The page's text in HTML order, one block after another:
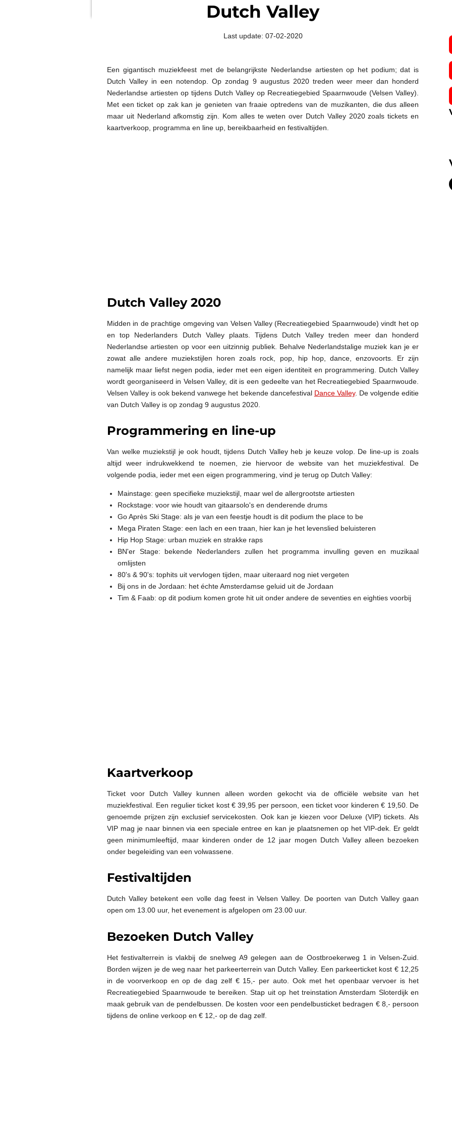
Dutch Valley
Last update: 07-02-2020
Een gigantisch muziekfeest met de belangrijkste Nederlandse artiesten op het podium; dat is
Dutch Valley in een notendop. Op zondag 9 augustus 2020 treden weer meer dan honderd
Nederlandse artiesten op tijdens Dutch Valley op Recreatiegebied Spaarnwoude (Velsen Valley).
Met een ticket op zak kan je genieten van fraaie optredens van de muzikanten, die dus alleen
maar uit Nederland afkomstig zijn. Kom alles te weten over Dutch Valley 2020 zoals tickets en
kaartverkoop, programma en line up, bereikbaarheid en festivaltijden.
Dutch Valley 2020
Midden in de prachtige omgeving van Velsen Valley (Recreatiegebied Spaarnwoude) vindt het op
en top Nederlanders Dutch Valley plaats. Tijdens Dutch Valley treden meer dan honderd
Nederlandse artiesten op voor een uitzinnig publiek. Behalve Nederlandstalige muziek kan je er
zowat alle andere muziekstijlen horen zoals rock, pop, hip hop, dance, enzovoorts. Er zijn
namelijk maar liefst negen podia, ieder met een eigen identiteit en programmering. Dutch Valley
wordt georganiseerd in Velsen Valley, dit is een gedeelte van het Recreatiegebied Spaarnwoude.
Velsen Valley is ook bekend vanwege het bekende dancefestival Dance Valley. De volgende editie
van Dutch Valley is op zondag 9 augustus 2020.
Programmering en line-up
Van welke muziekstijl je ook houdt, tijdens Dutch Valley heb je keuze volop. De line-up is zoals
altijd weer indrukwekkend te noemen, zie hiervoor de website van het muziekfestival. De
volgende podia, ieder met een eigen programmering, vind je terug op Dutch Valley:
Mainstage: geen specifieke muziekstijl, maar wel de allergrootste artiesten
Rockstage: voor wie houdt van gitaarsolo's en denderende drums
Go Après Ski Stage: als je van een feestje houdt is dit podium the place to be
Mega Piraten Stage: een lach en een traan, hier kan je het levenslied beluisteren
Hip Hop Stage: urban muziek en strakke raps
BN'er Stage: bekende Nederlanders zullen het programma invulling geven en muzikaal
omlijsten
80's & 90's: tophits uit vervlogen tijden, maar uiteraard nog niet vergeten
Bij ons in de Jordaan: het échte Amsterdamse geluid uit de Jordaan
Tim & Faab: op dit podium komen grote hit uit onder andere de seventies en eighties voorbij
Kaartverkoop
Ticket voor Dutch Valley kunnen alleen worden gekocht via de officiële website van het
muziekfestival. Een regulier ticket kost € 39,95 per persoon, een ticket voor kinderen € 19,50. De
genoemde prijzen zijn exclusief servicekosten. Ook kan je kiezen voor Deluxe (VIP) tickets. Als
VIP mag je naar binnen via een speciale entree en kan je plaatsnemen op het VIP-dek. Er geldt
geen minimumleeftijd, maar kinderen onder de 12 jaar mogen Dutch Valley alleen bezoeken
onder begeleiding van een volwassene.
Festivaltijden
Dutch Valley betekent een volle dag feest in Velsen Valley. De poorten van Dutch Valley gaan
open om 13.00 uur, het evenement is afgelopen om 23.00 uur.
Bezoeken Dutch Valley
Het festivalterrein is vlakbij de snelweg A9 gelegen aan de Oostbroekerweg 1 in Velsen-Zuid.
Borden wijzen je de weg naar het parkeerterrein van Dutch Valley. Een parkeerticket kost € 12,25
in de voorverkoop en op de dag zelf € 15,- per auto. Ook met het openbaar vervoer is het
Recreatiegebied Spaarnwoude te bereiken. Stap uit op het treinstation Amsterdam Sloterdijk en
maak gebruik van de pendelbussen. De kosten voor een pendelbusticket bedragen € 8,- persoon
tijdens de online verkoop en € 12,- op de dag zelf.